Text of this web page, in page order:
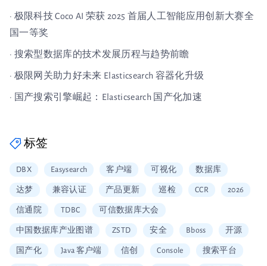
· 极限科技 Coco AI 荣获 2025 首届人工智能应用创新大赛全
国一等奖
· 搜索型数据库的技术发展历程与趋势前瞻
· 极限网关助力好未来 Elasticsearch 容器化升级
· 国产搜索引擎崛起：Elasticsearch 国产化加速
标签
DBX Easysearch 客户端 可视化 数据库
达梦 兼容认证 产品更新 巡检 CCR 2026
信通院 TDBC 可信数据库大会
中国数据库产业图谱 ZSTD 安全 Bboss 开源
国产化 Java 客户端 信创 Console 搜索平台